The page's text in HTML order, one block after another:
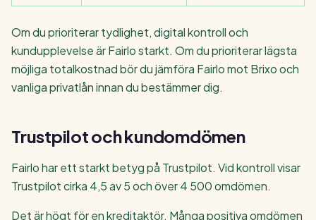
Om du prioriterar tydlighet, digital kontroll och
kundupplevelse är Fairlo starkt. Om du prioriterar lägsta
möjliga totalkostnad bör du jämföra Fairlo mot Brixo och
vanliga privatlån innan du bestämmer dig.
Trustpilot och kundomdömen
Fairlo har ett starkt betyg på Trustpilot. Vid kontroll visar
Trustpilot cirka 4,5 av 5 och över 4 500 omdömen.
Det är högt för en kreditaktör. Många positiva omdömen